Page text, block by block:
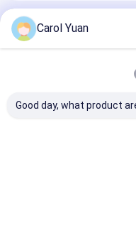
แนะนำผลิตภัณฑ์
Carol Yuan
Good day, what product